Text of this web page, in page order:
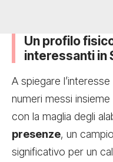
Un profilo
interessanti in
A spiegare
numeri messi insieme
con la maglia degli
presenze, un
significativo per un